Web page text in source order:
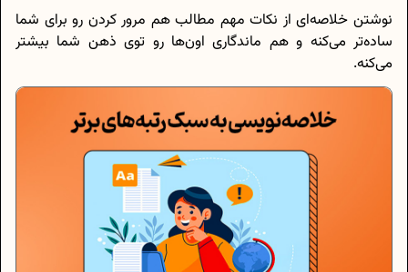
نوشتن خلاصه‌ای از نکات مهم مطالب هم مرور کردن رو برای شما
ساده‌تر می‌کنه و هم ماندگاری اون‌ها رو توی ذهن شما بیشتر
می‌کنه.